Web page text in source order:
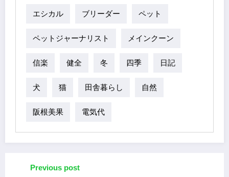
エシカル ブリーダー ペット
ペットジャーナリスト メインクーン
信楽 健全 冬 四季 日記
犬 猫 田舎暮らし 自然
阪根美果 電気代
Previous post